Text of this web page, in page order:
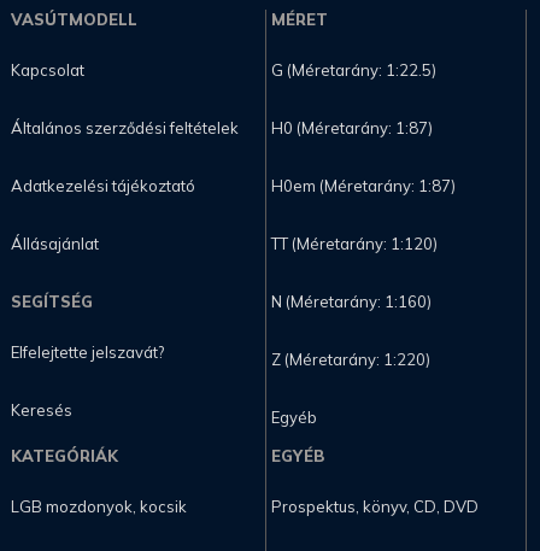
VASÚTMODELL
Kapcsolat
Általános szerződési feltételek
Adatkezelési tájékoztató
Állásajánlat
SEGÍTSÉG
Elfelejtette jelszavát?
Keresés
MÉRET
G (Méretarány: 1:22.5)
H0 (Méretarány: 1:87)
H0em (Méretarány: 1:87)
TT (Méretarány: 1:120)
N (Méretarány: 1:160)
Z (Méretarány: 1:220)
Egyéb
KATEGÓRIÁK
LGB mozdonyok, kocsik
EGYÉB
Prospektus, könyv, CD, DVD